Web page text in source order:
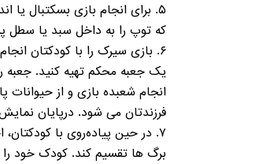
که توپ را به داخل سبد یا سطل
۶. بازی سیرک را با کودکتان
یک جعبه محکم تهیه کنید. جعبه
انجام شعبده بازی و از
فرزندتان می شود. درپایان
۷. در حین پیاده‌روی با
برگ ها تقسیم کند. کودک خود را